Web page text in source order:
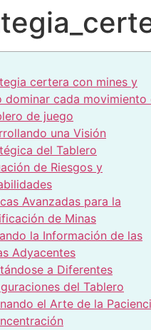
certera con mines y
dominar cada movimiento
de juego
una Visión
del Tablero
de Riesgos y
Avanzadas para la
de Minas
la Información de las
Adyacentes
a Diferentes
del Tablero
el Arte de la